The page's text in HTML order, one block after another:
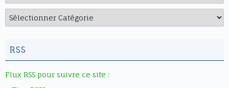
el.innerText = "VIGNETTES"; }); } //
Vérifier si les textes sont déjà
présents au chargement
2000); // Observer les changements
observer = new MutationObserver(()
Catégories
RSS
Flux RSS pour suivre ce site :